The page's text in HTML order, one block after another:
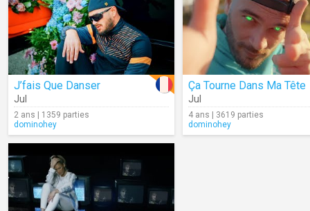
J’fais Que Danser
Jul
2 ans | 1359 parties
dominohey
Ça Tourne Dans Ma Tête
Jul
4 ans | 3619 parties
dominohey